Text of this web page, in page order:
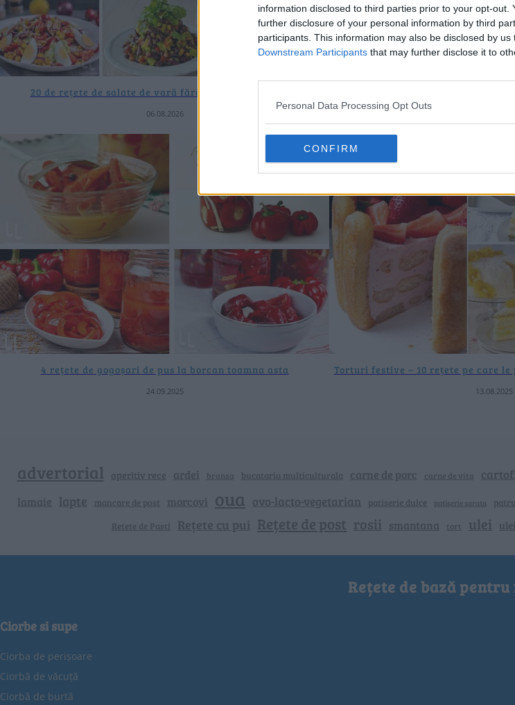
information disclosed to third parties prior to your opt-out.
further disclosure of your personal information by third
participants. This information may also be disclosed by
Downstream Participants that may further disclose it to
Personal Data Processing Opt Outs
CONFIRM
20 de rețete de salate de vară fără prelucrare termică
06.08.2026
4 rețete de gogoșari de pus la borcan toamna asta
24.09.2025
Torturi festive – 10 rețete pe care
13.08.2025
advertorial aperitiv rece ardei branza bucataria multiculturala carne de porc carne de vita
lamaie lapte mancare de post morcovi oua ovo-lacto-vegetarian patiserie dulce patiserie sarata
Retete de Pasti Rețete cu pui Rețete de post rosii smantana tort ulei
Rețete de bază
Ciorbe si supe
Ciorba de perișoare
Ciorbă de văcuță
Ciorbă de burtă